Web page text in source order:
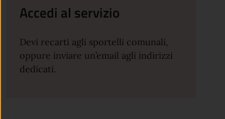
Accedi al servizio
Devi recarti agli sportelli comunali,
oppure inviare un’email agli indirizzi
dedicati.